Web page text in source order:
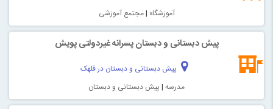
آموزشگاه |مجتمع آموزشی
پیش دبستانی و دبستان پسرانه غیردولتی پویش
پیش دبستانی و دبستان در قلهک
مدرسه | پیش دبستانی و دبستان